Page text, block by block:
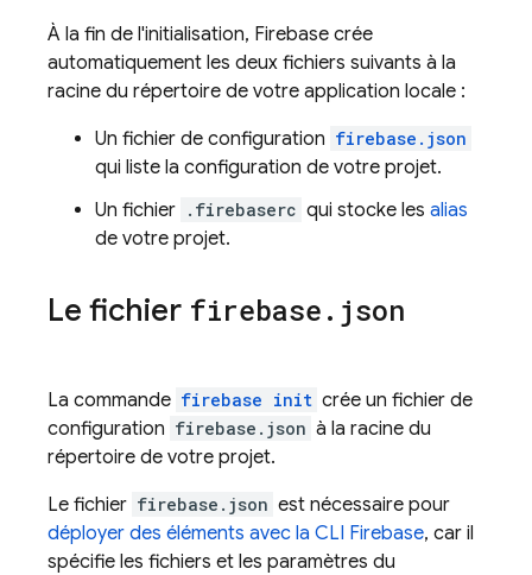
À la fin de l'initialisation, Firebase crée
automatiquement les deux fichiers suivants à la
racine du répertoire de votre application locale :
Un fichier de configuration firebase.json
qui liste la configuration de votre projet.
Un fichier .firebaserc qui stocke les alias
de votre projet.
Le fichier firebase. json
La commande firebase init crée un fichier de
configuration firebase.json à la racine du
répertoire de votre projet.
Le fichier firebase.json est nécessaire pour
déployer des éléments avec la CLI Firebase, car il
spécifie les fichiers et les paramètres du